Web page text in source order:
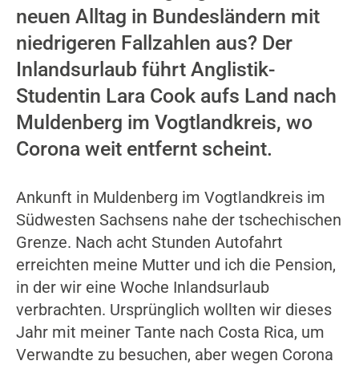
neuen Alltag in Bundesländern mit
niedrigeren Fallzahlen aus? Der
Inlandsurlaub führt Anglistik-
Studentin Lara Cook aufs Land nach
Muldenberg im Vogtlandkreis, wo
Corona weit entfernt scheint.
Ankunft in Muldenberg im Vogtlandkreis im
Südwesten Sachsens nahe der tschechischen
Grenze. Nach acht Stunden Autofahrt
erreichten meine Mutter und ich die Pension,
in der wir eine Woche Inlandsurlaub
verbrachten. Ursprünglich wollten wir dieses
Jahr mit meiner Tante nach Costa Rica, um
Verwandte zu besuchen, aber wegen Corona